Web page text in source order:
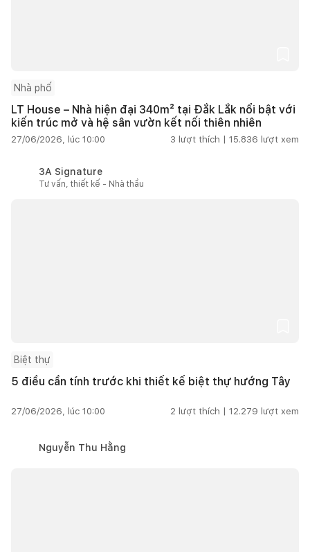
Nhà phố
LT House – Nhà hiện đại 340m² tại Đắk Lắk nổi bật với
kiến trúc mở và hệ sân vườn kết nối thiên nhiên
27/06/2026, lúc 10:00 3 lượt thích | 15.836 lượt xem
3A Signature
Tư vấn, thiết kế - Nhà thầu
Biệt thự
5 điều cần tính trước khi thiết kế biệt thự hướng Tây
27/06/2026, lúc 10:00 2 lượt thích | 12.279 lượt xem
Nguyễn Thu Hằng